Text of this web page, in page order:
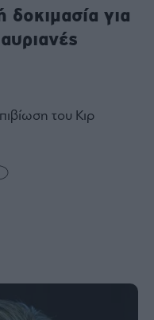
δοκιμασία για
του Κιρ